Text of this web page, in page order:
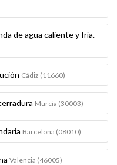
de agua caliente y fría.
Cádiz (11660)
Murcia (30003)
Barcelona (08010)
Valencia (46005)